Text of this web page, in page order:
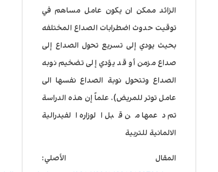
الزائد ممكن ان يكون عامل مساهم في
توقيت حدوث اضطرابات الصداع المختلفه
بحيث يودي إلى تسريع تحول الصداع إلى
صداع مزمن أو قد يؤدي إلى تضخيم نوبه
الصداع وتتحول نوبة الصداع نفسها الى
عامل توتر للمريض). علماً إن هذه الدراسة
تم دعمها من قبل الوزاره الفيدرالية
الالمانية للتربية
المقال الأصلي: